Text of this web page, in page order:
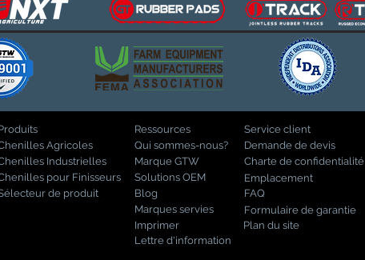
Agricoles
Industrielles
pour Finisseurs
de produit
Service client
Ressources
Qui sommes-nous?
Marque GTW
Solutions OEM
Blog
Marques servies
Imprimer
Lettre d'information
Demande de devis
Charte de confidentialité
Emplacement
FAQ
Formulaire de garantie
Plan du site